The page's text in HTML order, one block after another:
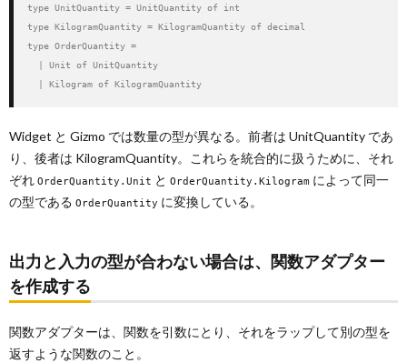
type UnitQuantity = UnitQuantity of int
type KilogramQuantity = KilogramQuantity of decimal
type OrderQuantity =
  | Unit of UnitQuantity
  | Kilogram of KilogramQuantity
Widget と Gizmo では数量の型が異なる。前者は UnitQuantity であ
り、後者は KilogramQuantity。これらを統合的に扱うために、それ
ぞれ OrderQuantity.Unit と OrderQuantity.Kilogram によって同一
の型である OrderQuantity に変換している。
出力と入力の型が合わない場合は、関数アダプター
を作成する
関数アダプターは、関数を引数にとり、それをラップして別の型を
返すような関数のこと。